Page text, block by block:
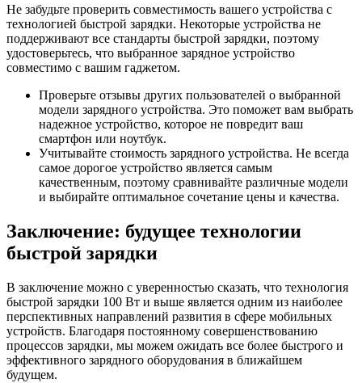
Не забудьте проверить совместимость вашего устройства с
технологией быстрой зарядки. Некоторые устройства не
поддерживают все стандарты быстрой зарядки, поэтому
удостоверьтесь, что выбранное зарядное устройство
совместимо с вашим гаджетом.
Проверьте отзывы других пользователей о выбранной
модели зарядного устройства. Это поможет вам выбрать
надежное устройство, которое не повредит ваш
смартфон или ноутбук.
Учитывайте стоимость зарядного устройства. Не всегда
самое дорогое устройство является самым
качественным, поэтому сравнивайте различные модели
и выбирайте оптимальное сочетание цены и качества.
Заключение: будущее технологии
быстрой зарядки
В заключение можно с уверенностью сказать, что технология
быстрой зарядки 100 Вт и выше является одним из наиболее
перспективных направлений развития в сфере мобильных
устройств. Благодаря постоянному совершенствованию
процессов зарядки, мы можем ожидать все более быстрого и
эффективного зарядного оборудования в ближайшем
будущем.